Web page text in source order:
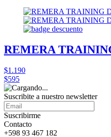
REMERA
$1.190
$595
Suscribite a nuestro newsletter
Suscribirme
Contacto
+598 93 467 182